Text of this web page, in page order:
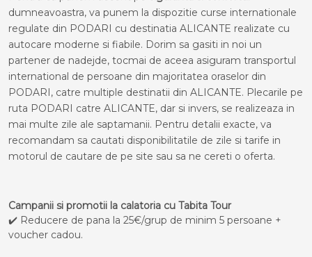
dumneavoastra, va punem la dispozitie curse internationale
regulate din PODARI cu destinatia ALICANTE realizate cu
autocare moderne si fiabile. Dorim sa gasiti in noi un
partener de nadejde, tocmai de aceea asiguram transportul
international de persoane din majoritatea oraselor din
PODARI, catre multiple destinatii din ALICANTE. Plecarile pe
ruta PODARI catre ALICANTE, dar si invers, se realizeaza in
mai multe zile ale saptamanii. Pentru detalii exacte, va
recomandam sa cautati disponibilitatile de zile si tarife in
motorul de cautare de pe site sau sa ne cereti o oferta.
Campanii si promotii la calatoria cu Tabita Tour
✔️ Reducere de pana la 25€/grup de minim 5 persoane +
voucher cadou.